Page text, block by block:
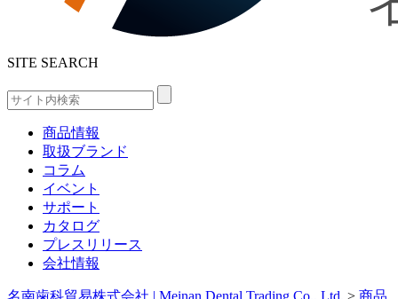
SITE SEARCH
商品情報
取扱ブランド
コラム
イベント
サポート
カタログ
プレスリリース
会社情報
名南歯科貿易株式会社 | Meinan Dental Trading Co., Ltd. > 商品